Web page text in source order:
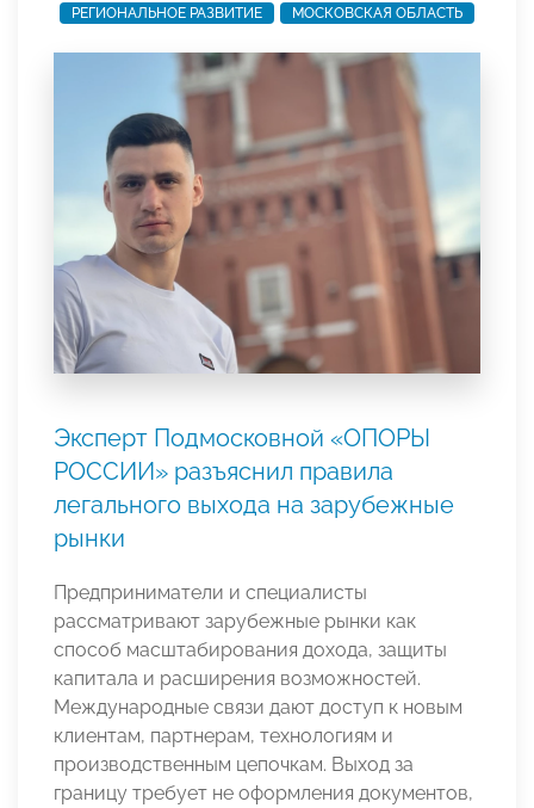
РЕГИОНАЛЬНОЕ РАЗВИТИЕ МОСКОВСКАЯ ОБЛАСТЬ
Эксперт Подмосковной «ОПОРЫ
РОССИИ» разъяснил правила
легального выхода на зарубежные
рынки
Предприниматели и специалисты
рассматривают зарубежные рынки как
способ масштабирования дохода, защиты
капитала и расширения возможностей.
Международные связи дают доступ к новым
клиентам, партнерам, технологиям и
производственным цепочкам. Выход за
границу требует не оформления документов,